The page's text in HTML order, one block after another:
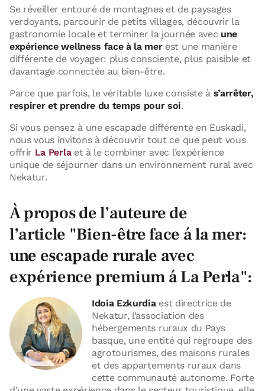
Se réveiller entouré de montagnes et de paysages
verdoyants, parcourir de petits villages, découvrir la
gastronomie locale et terminer la journée avec une
expérience wellness face à la merest une manière
différente de voyager: plus consciente, plus paisible et
davantage connectée au bien-être.
Parce que parfois, le véritable luxe consiste à s’arrêter,
respirer et prendre du temps pour soi.
Si vous pensez à une escapade différente en Euskadi,
nous vous invitons à découvrir tout ce que peut vous
offrir La Perlaet à le combiner avec l’expérience
unique de séjourner dans un environnement rural avec
Nekatur.
À propos de l’auteure de
l’article "Bien-être face á la mer:
une escapade rurale avec
expérience premium á La Perla":
Idoia Ezkurdiaest directrice de
Nekatur, l’association des
hébergements ruraux du Pays
basque, une entité qui regroupe des
agrotourismes, des maisons rurales
et des appartements ruraux dans
cette communauté autonome. Forte